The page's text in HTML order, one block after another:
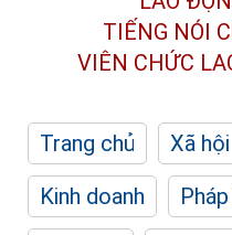
TIẾNG NÓI
VIÊN CHỨC
Trang chủ Xã hội
Kinh doanh